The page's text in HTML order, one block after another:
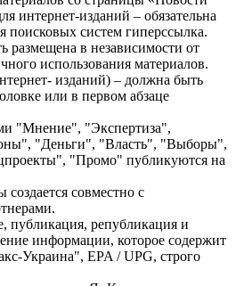
интернет-изданий – обязательна
поисковых систем гиперссылка.
размещена в независимости от
использования материалов.
изданий) – должна быть
или в первом абзаце
"Мнение", "Экспертиза",
"Деньги", "Власть", "Выборы",
"Промо" публикуются на
совместно с
публикация, републикация и
информации, которое содержит
Украина", EPA / UPG, строго